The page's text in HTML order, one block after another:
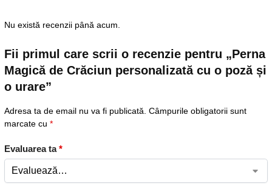
Nu există recenzii până acum.
Fii primul care scrii o recenzie pentru „Perna
Magică de Crăciun personalizată cu o poză și
o urare”
Adresa ta de email nu va fi publicată. Câmpurile obligatorii sunt
marcate cu *
Evaluarea ta*